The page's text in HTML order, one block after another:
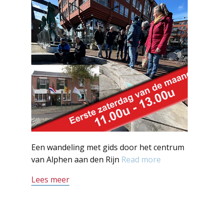
Een wandeling met gids door het centrum
van Alphen aan den Rijn Read more
Lees meer